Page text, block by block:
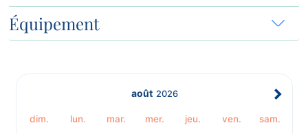
Équipement
août 2026
dim. lun. mar. mer. jeu. ven. sam.